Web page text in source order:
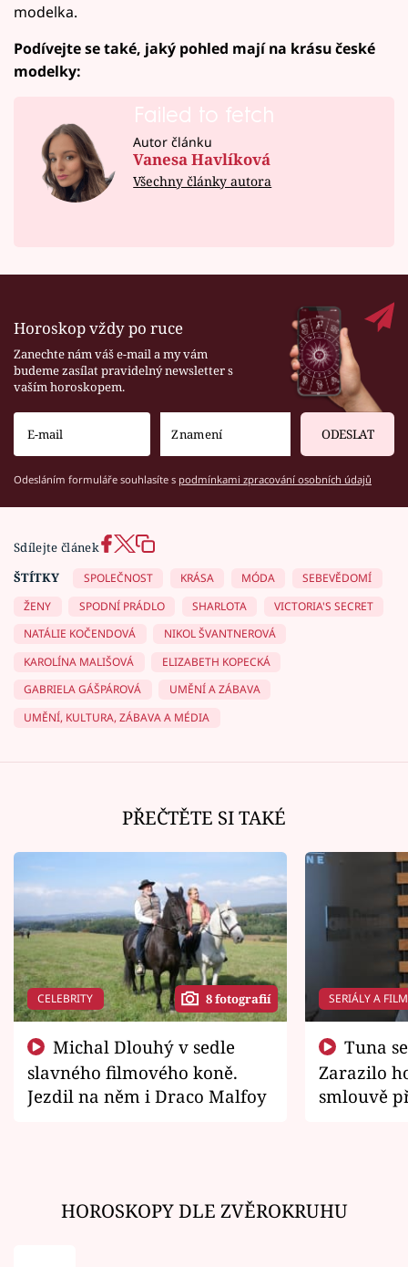
modelka.
Podívejte se také, jaký pohled mají na krásu české
modelky:
Failed to fetch
Autor článku
Vanesa Havlíková
Všechny články autora
Horoskop vždy po ruce
Zanechte nám váš e-mail a my vám
budeme zasílat pravidelný newsletter s
vaším horoskopem.
ODESLAT
Odesláním formuláře souhlasíte s podmínkami zpracování osobních údajů
Sdílejte článek
ŠTÍTKY
SPOLEČNOST KRÁSA MÓDA
SEBEVĚDOMÍ
ŽENY
SPODNÍ PRÁDLO SHARLOTA
VICTORIA'S SECRET
NATÁLIE KOČENDOVÁ
NIKOL ŠVANTNEROVÁ
KAROLÍNA MALIŠOVÁ
ELIZABETH KOPECKÁ
GABRIELA GÁŠPÁROVÁ
UMĚNÍ A ZÁBAVA
UMĚNÍ, KULTURA, ZÁBAVA A MÉDIA
PŘEČTĚTE SI TAKÉ
CELEBRITY 8 fotografií
slavného filmového koně.
Jezdil na něm i Draco Malfoy
SERIÁLY A
Zarazilo
smlouvě
HOROSKOPY DLE ZVĚROKRUHU